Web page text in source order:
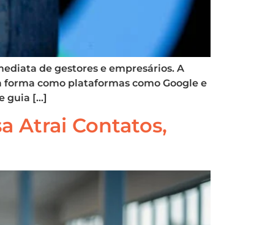
de gestores e empresários. A
como plataformas como Google e
guia […]
Atrai Contatos,